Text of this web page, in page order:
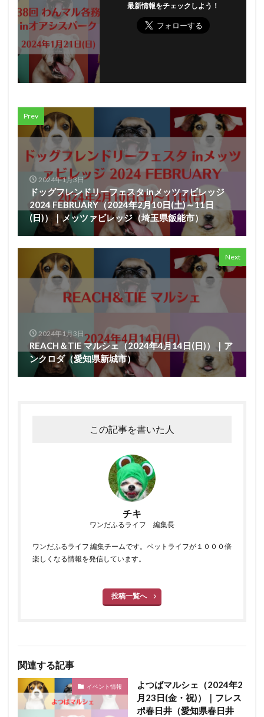
最新情報をチェックしよう！
Prev
2024年1月3日
ドッグフレンドリーフェスタ inメッツァビレッジ
2024 FEBRUARY（2024年2月10日(土)～11日
(日)）｜メッツァビレッジ（埼玉県飯能市）
Next
2024年1月3日
REACH＆TIE マルシェ（2024年4月14日(日)）｜ア
ンクロダ（愛知県新城市）
この記事を書いた人
チキ
ワンだふるライフ 編集長
ワンだふるライフ 編集チームです。ペットライフが１０００倍
楽しくなる情報を発信しています。
投稿一覧へ
関連する記事
イベント情報
よつばマルシェ（2024年2
月23日(金・祝)）｜フレス
ポ春日井（愛知県春日井